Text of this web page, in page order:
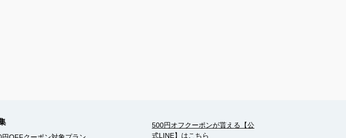
500円オフクーポンが貰える【公
式LINE】はこちら